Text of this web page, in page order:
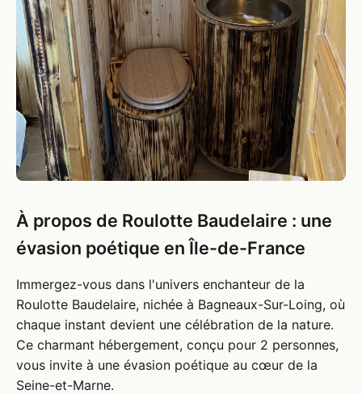
À propos de Roulotte Baudelaire : une
évasion poétique en Île-de-France
Immergez-vous dans l'univers enchanteur de la
Roulotte Baudelaire, nichée à Bagneaux-Sur-Loing, où
chaque instant devient une célébration de la nature.
Ce charmant hébergement, conçu pour 2 personnes,
vous invite à une évasion poétique au cœur de la
Seine-et-Marne.